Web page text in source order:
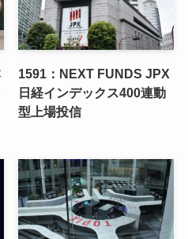
1591：NEXT FUNDS JPX
日経インデックス400連動
型上場投信